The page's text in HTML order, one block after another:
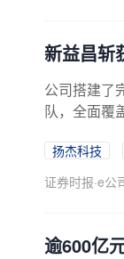
新益昌斩
公司搭建了
队，全面覆
扬杰科技
证券时报·e公
逾600亿